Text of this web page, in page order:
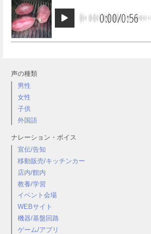
声の種類
男性
女性
子供
外国語
ナレーション・ボイス
宣伝/告知
移動販売/キッチンカー
店内/館内
教養/学習
イベント会場
WEBサイト
機器/基盤回路
ゲーム/アプリ
0:00/0:56